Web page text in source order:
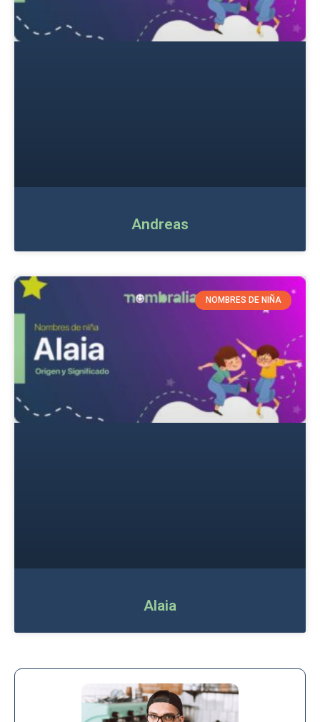
Andreas
NOMBRES DE NIÑA
Alaia